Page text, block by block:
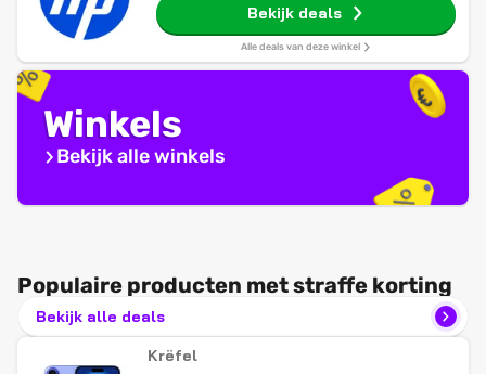
Bekijk deals
Alle deals van deze winkel
Winkels
Bekijk alle winkels
Populaire producten met straffe korting
Bekijk alle deals
Krëfel